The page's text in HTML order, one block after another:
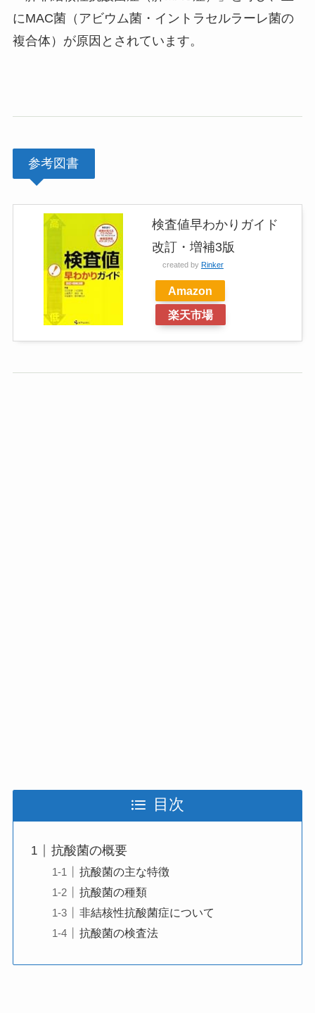
にMAC菌（アビウム菌・イントラセルラーレ菌の
複合体）が原因とされています。
参考図書
検査値早わかりガイド
改訂・増補3版
created by Rinker
Amazon
楽天市場
目次
抗酸菌の概要
抗酸菌の主な特徴
抗酸菌の種類
非結核性抗酸菌症について
抗酸菌の検査法